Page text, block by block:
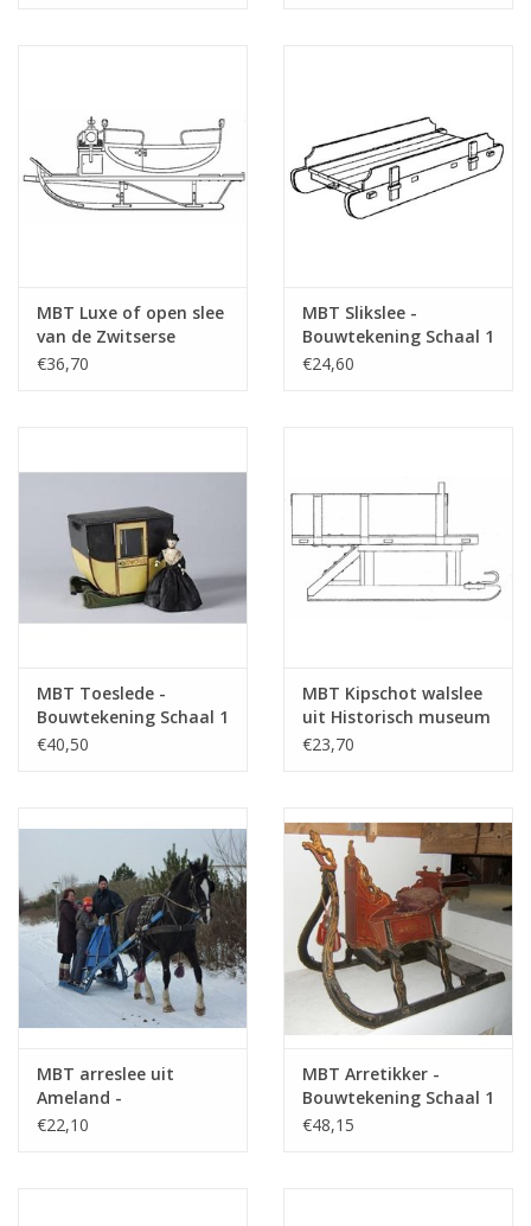
MBT Luxe of open slee
van de Zwitserse
Posterijen -
€36,70
MBT Slikslee -
Bouwtekening Schaal 1
: 8 (40.36.011)
€24,60
MBT Toeslede -
Bouwtekening Schaal 1
: 8 (40.36.005)
€40,50
MBT Kipschot walslee
uit Historisch museum
Hoofddorp -
€23,70
MBT arreslee uit
Ameland -
Bouwtekening Schaal 1
€22,10
MBT Arretikker -
Bouwtekening Schaal 1
: 8 (40.36.003)
€48,15